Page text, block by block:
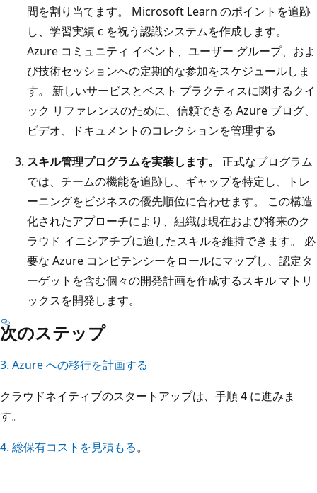
間を割り当てます。 Microsoft Learn のポイントを追跡
し、学習実績 c を祝う認識システムを作成します。
Azure コミュニティ イベント、ユーザー グループ、およ
び技術セッションへの定期的な参加をスケジュールしま
す。 新しいサービスとベスト プラクティスに関するクイ
ック リファレンスのために、信頼できる Azure ブログ、
ビデオ、ドキュメントのコレクションを管理する
スキル管理プログラムを実装します。
正式なプログラム
では、チームの機能を追跡し、ギャップを特定し、トレ
ーニングをビジネスの優先順位に合わせます。 この構造
化されたアプローチにより、組織は現在および将来のク
ラウド イニシアチブに適したスキルを維持できます。 必
要な Azure コンピテンシーをロールにマップし、認定タ
ーゲットを含む個々の開発計画を作成するスキル マトリ
ックスを開発します。
次のステップ
3. Azure への移行を計画する
クラウドネイティブのスタートアップは、手順 4 に進みま
す。
4. 総保有コストを見積もる。